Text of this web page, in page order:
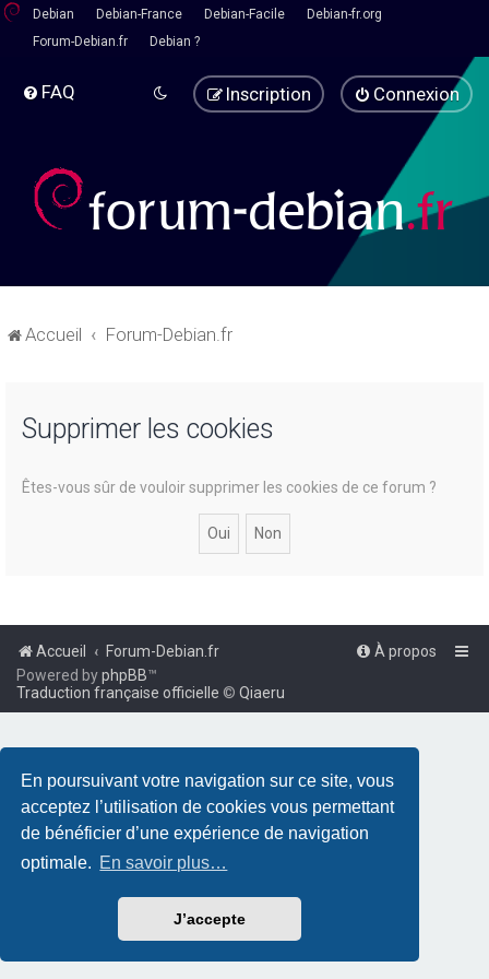
En poursuivant votre navigation sur ce site, vous
acceptez l’utilisation de cookies vous permettant
de bénéficier d’une expérience de navigation
optimale. En savoir plus…
J’accepte
Debian Debian-France Debian-Facile
Debian-fr.org
Forum-Debian.fr
Debian ?
FAQ Connexion
Inscription
Accueil Forum-Debian.fr
Supprimer les cookies
Êtes-vous sûr de vouloir supprimer les cookies de ce forum ?
Accueil Forum-Debian.fr
À propos
Powered byphpBB™
Traduction française officielle © Qiaeru